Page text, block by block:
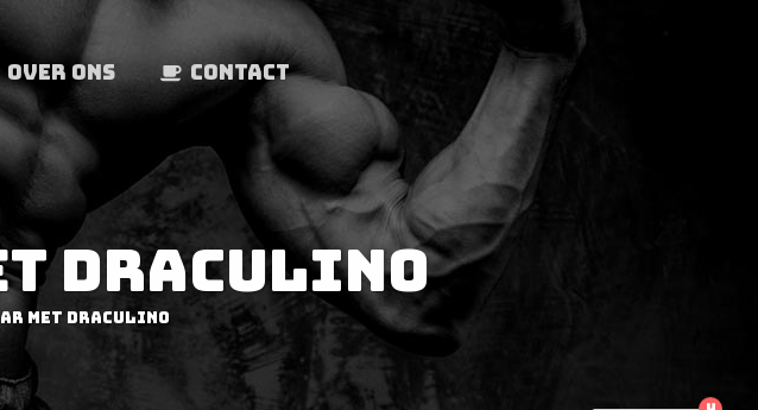
OVER ONS CONTACT
DRACULINO
met Draculino
4